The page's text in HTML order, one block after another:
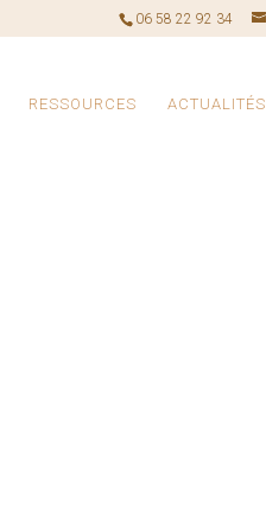
06 58 22 92 34
RESSOURCES ACTUALITÉS